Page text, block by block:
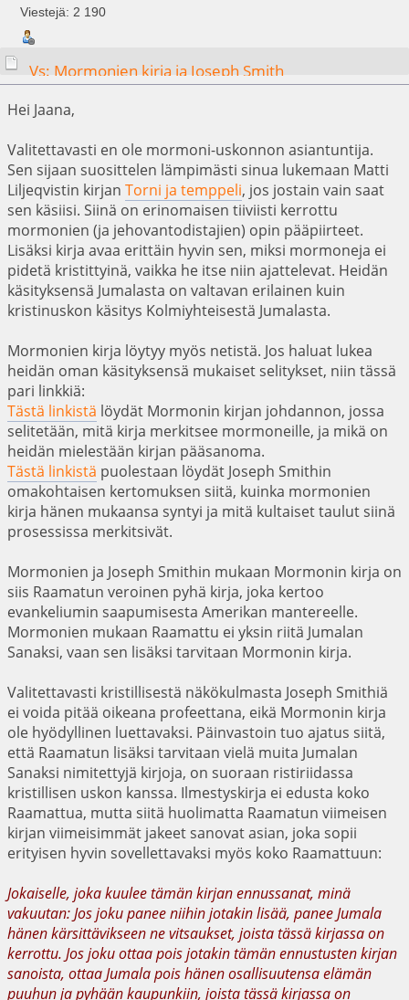
Viestejä: 2 190
Vs: Mormonien kirja ja Joseph Smith
Hei Jaana,
Valitettavasti en ole mormoni-uskonnon asiantuntija.
Sen sijaan suosittelen lämpimästi sinua lukemaan Matti
Liljeqvistin kirjan Torni ja temppeli, jos jostain vain saat
sen käsiisi. Siinä on erinomaisen tiiviisti kerrottu
mormonien (ja jehovantodistajien) opin pääpiirteet.
Lisäksi kirja avaa erittäin hyvin sen, miksi mormoneja ei
pidetä kristittyinä, vaikka he itse niin ajattelevat. Heidän
käsityksensä Jumalasta on valtavan erilainen kuin
kristinuskon käsitys Kolmiyhteisestä Jumalasta.
Mormonien kirja löytyy myös netistä. Jos haluat lukea
heidän oman käsityksensä mukaiset selitykset, niin tässä
pari linkkiä:
Tästä linkistä löydät Mormonin kirjan johdannon, jossa
selitetään, mitä kirja merkitsee mormoneille, ja mikä on
heidän mielestään kirjan pääsanoma.
Tästä linkistä puolestaan löydät Joseph Smithin
omakohtaisen kertomuksen siitä, kuinka mormonien
kirja hänen mukaansa syntyi ja mitä kultaiset taulut siinä
prosessissa merkitsivät.
Mormonien ja Joseph Smithin mukaan Mormonin kirja on
siis Raamatun veroinen pyhä kirja, joka kertoo
evankeliumin saapumisesta Amerikan mantereelle.
Mormonien mukaan Raamattu ei yksin riitä Jumalan
Sanaksi, vaan sen lisäksi tarvitaan Mormonin kirja.
Valitettavasti kristillisestä näkökulmasta Joseph Smithiä
ei voida pitää oikeana profeettana, eikä Mormonin kirja
ole hyödyllinen luettavaksi. Päinvastoin tuo ajatus siitä,
että Raamatun lisäksi tarvitaan vielä muita Jumalan
Sanaksi nimitettyjä kirjoja, on suoraan ristiriidassa
kristillisen uskon kanssa. Ilmestyskirja ei edusta koko
Raamattua, mutta siitä huolimatta Raamatun viimeisen
kirjan viimeisimmät jakeet sanovat asian, joka sopii
erityisen hyvin sovellettavaksi myös koko Raamattuun:
Jokaiselle, joka kuulee tämän kirjan ennussanat, minä
vakuutan: Jos joku panee niihin jotakin lisää, panee Jumala
hänen kärsittävikseen ne vitsaukset, joista tässä kirjassa on
kerrottu. Jos joku ottaa pois jotakin tämän ennustusten kirjan
sanoista, ottaa Jumala pois hänen osallisuutensa elämän
puuhun ja pyhään kaupunkiin, joista tässä kirjassa on